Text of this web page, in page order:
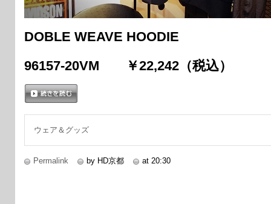
DOBLE WEAVE HOODIE
96157-20VM ￥22,242（税込）
ウェア＆グッズ
Permalink by HD京都 at 20:30